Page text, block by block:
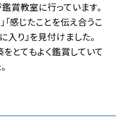
賞教室に行っています。
「感じたことを伝え合うこ
入り』を見付けました。
とてもよく鑑賞していて